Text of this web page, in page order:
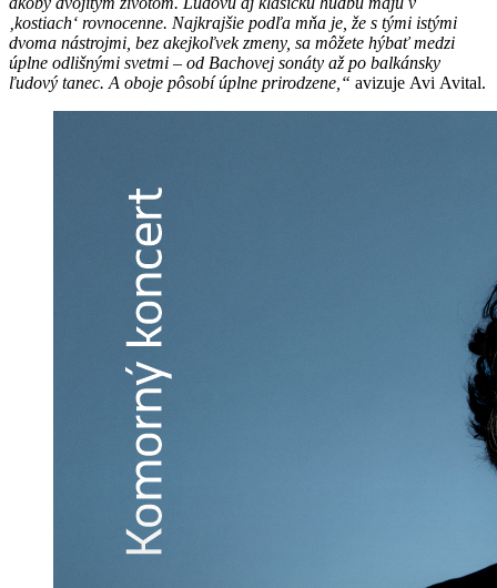
‚kostiach‘ rovnocenne. Najkrajšie podľa mňa je, že s tými istými
dvoma nástrojmi, bez akejkoľvek zmeny, sa môžete hýbať medzi
úplne odlišnými svetmi – od Bachovej sonáty až po balkánsky
ľudový tanec. A oboje pôsobí úplne prirodzene,“ avizuje Avi Avital.